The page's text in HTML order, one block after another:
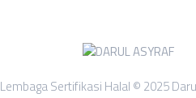
Lembaga Sertifikasi Halal © 2025